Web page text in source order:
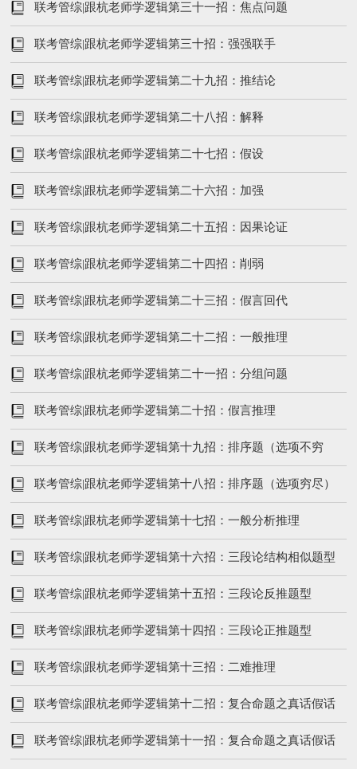
联考管综|跟杭老师学逻辑第三十一招：焦点问题
联考管综|跟杭老师学逻辑第三十招：强强联手
联考管综|跟杭老师学逻辑第二十九招：推结论
联考管综|跟杭老师学逻辑第二十八招：解释
联考管综|跟杭老师学逻辑第二十七招：假设
联考管综|跟杭老师学逻辑第二十六招：加强
联考管综|跟杭老师学逻辑第二十五招：因果论证
联考管综|跟杭老师学逻辑第二十四招：削弱
联考管综|跟杭老师学逻辑第二十三招：假言回代
联考管综|跟杭老师学逻辑第二十二招：一般推理
联考管综|跟杭老师学逻辑第二十一招：分组问题
联考管综|跟杭老师学逻辑第二十招：假言推理
联考管综|跟杭老师学逻辑第十九招：排序题（选项不穷
尽）
联考管综|跟杭老师学逻辑第十八招：排序题（选项穷尽）
联考管综|跟杭老师学逻辑第十七招：一般分析推理
联考管综|跟杭老师学逻辑第十六招：三段论结构相似题型
联考管综|跟杭老师学逻辑第十五招：三段论反推题型
联考管综|跟杭老师学逻辑第十四招：三段论正推题型
联考管综|跟杭老师学逻辑第十三招：二难推理
联考管综|跟杭老师学逻辑第十二招：复合命题之真话假话
题(下）
联考管综|跟杭老师学逻辑第十一招：复合命题之真话假话